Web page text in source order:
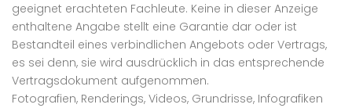
geeignet erachteten Fachleute. Keine in dieser Anzeige
enthaltene Angabe stellt eine Garantie dar oder ist
Bestandteil eines verbindlichen Angebots oder Vertrags,
es sei denn, sie wird ausdrücklich in das entsprechende
Vertragsdokument aufgenommen.
Fotografien, Renderings, Videos, Grundrisse, Infografiken